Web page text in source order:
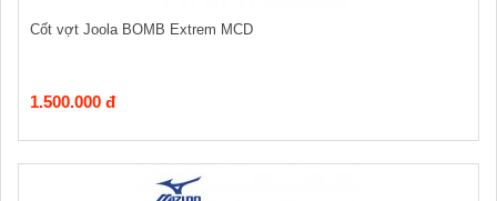
Cốt vợt Joola BOMB Extrem MCD
1.500.000 đ